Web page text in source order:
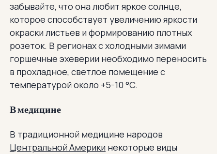
забывайте, что она любит яркое солнце,
которое способствует увеличению яркости
окраски листьев и формированию плотных
розеток. В регионах с холодными зимами
горшечные эхеверии необходимо переносить
в прохладное, светлое помещение с
температурой около +5-10 °C.
В медицине
В традиционной медицине народов
Центральной Америки некоторые виды